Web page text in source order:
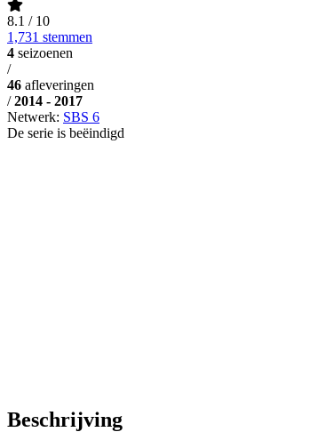
8.1 / 10
1,731 stemmen
4 seizoenen
/
46 afleveringen
/ 2014 - 2017
Netwerk: SBS 6
De serie is beëindigd
Beschrijving